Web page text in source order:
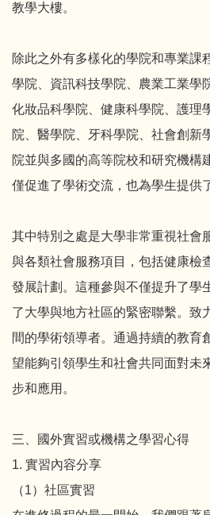
教學大樓。
除此之外有多樣化的學院和專業課
學院、資訊科技學院、農業工業學
化妝品科學院、健康科學院、護理
院、醫學院、牙科學院、社會創新
院並與多國的高等院校和研究機構
僅促進了學術交流，也為學生提供
其中特別之處是大學非常重視社會
與各類社會服務項目，包括健康檢
發展計劃。這種參與不僅提升了學
了大學與地方社區的緊密聯繫。致
間的學術領導者。通過持續的教育
望能夠引領學生和社會共同面對未
步和應用。
三、國外實習或機構之學習心得
1. 實習內容分享
（1）社區實習